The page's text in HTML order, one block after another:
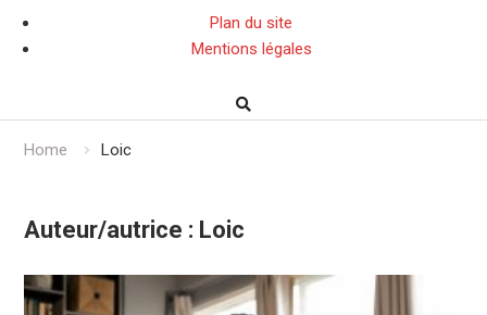
Plan du site
Mentions légales
Home Loic
Auteur/autrice : Loic